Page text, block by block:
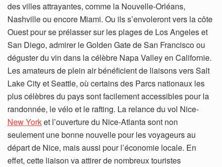
des villes attrayantes, comme la Nouvelle-Orléans,
Nashville ou encore Miami. Ou ils s’envoleront vers la côte
Ouest pour se prélasser sur les plages de Los Angeles et
San Diego, admirer le Golden Gate de San Francisco ou
déguster du vin dans la célèbre Napa Valley en Californie.
Les amateurs de plein air bénéficient de liaisons vers Salt
Lake City et Seattle, où certains des Parcs nationaux les
plus célèbres du pays sont facilement accessibles pour la
randonnée, le vélo et le rafting. La relance du vol Nice-
New Yorket l’ouverture du Nice-Atlanta sont non
seulement une bonne nouvelle pour les voyageurs au
départ de Nice, mais aussi pour l’économie locale. En
effet, cette liaison va attirer de nombreux touristes